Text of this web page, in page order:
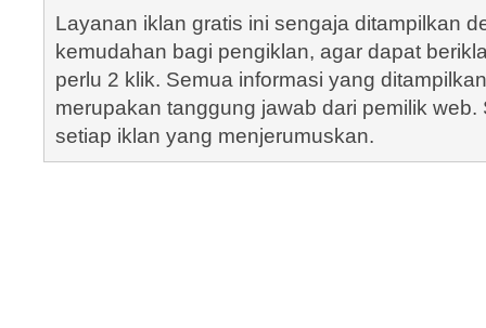
Layanan iklan gratis ini sengaja ditampilkan
kemudahan bagi pengiklan, agar dapat
perlu 2 klik. Semua informasi yang
merupakan tanggung jawab dari pemilik
setiap iklan yang menjerumuskan.